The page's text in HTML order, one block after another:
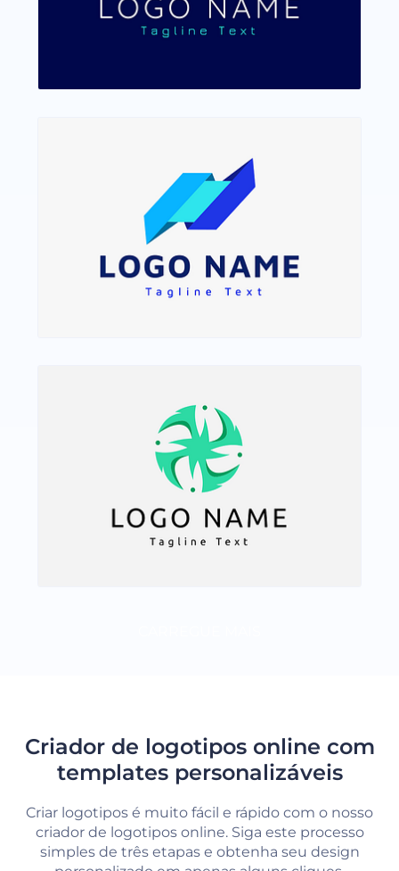
Criador de logotipos online com
templates personalizáveis
Criar logotipos é muito fácil e rápido com o nosso
criador de logotipos online. Siga este processo
simples de três etapas e obtenha seu design